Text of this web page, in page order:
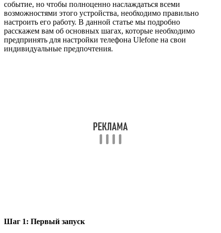
событие, но чтобы полноценно наслаждаться всеми
возможностями этого устройства, необходимо правильно
настроить его работу. В данной статье мы подробно
расскажем вам об основных шагах, которые необходимо
предпринять для настройки телефона Ulefone на свои
индивидуальные предпочтения.
Шаг 1: Первый запуск